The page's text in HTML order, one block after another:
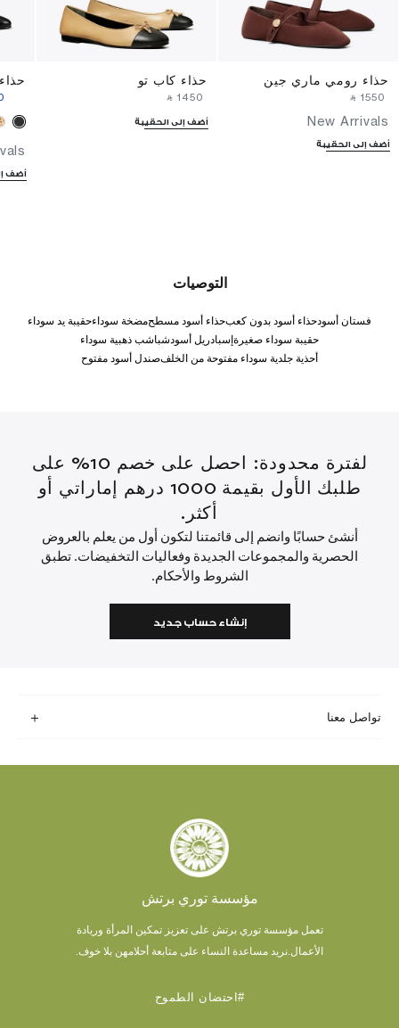
حذاء رومي ماري جين
‎ ⃁ ⁦1550⁩ ‎
New Arrivals
أضف إلى الحقيبة
حذاء كاب تو
‎ ⃁ ⁦1450⁩ ‎
أضف إلى الحقيبة
أضف
التوصيات
فستان أسودحذاء أسود بدون كعبحذاء أسود مسطحمضخة سوداءحقيبة يد سوداء
حقيبة سوداء صغيرة إسبادريل أسودشباشب ذهبية سوداء
أحذية جلدية سوداء مفتوحة من الخلفصندل أسود مفتوح
لفترة محدودة: احصل على خصم 10% على
طلبك الأول بقيمة 1000 درهم إماراتي أو
أكثر.
أنشئ حسابًا وانضم إلى قائمتنا لتكون أول من يعلم بالعروض
الحصرية والمجموعات الجديدة وفعاليات التخفيضات. تطبق
الشروط والأحكام.
إنشاء حساب جديد
تواصل معنا
مؤسسة توري برتش
تعمل مؤسسة توري برتش على تعزيز تمكين المرأة وريادة
الأعمال. نريد مساعدة النساء على متابعة أحلامهن بلا خوف.
#احتضان الطموح